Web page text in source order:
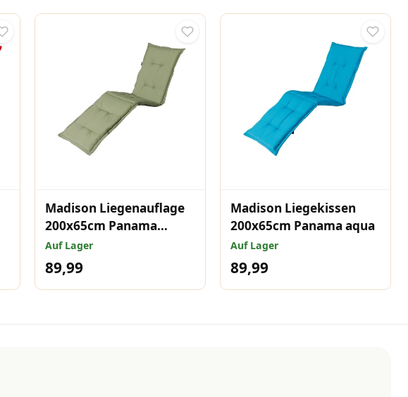
Madison Liegenauflage
200x65cm Panama
salbei
Auf Lager
89,99
Madison Liegekissen
200x65cm Panama aqua
Auf Lager
89,99